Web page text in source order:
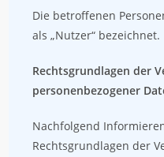
Die betroffenen
als „Nutzer“ bezeichnet.
Rechtsgrundlagen der
personenbezogener
Nachfolgend
Rechtsgrundlagen der